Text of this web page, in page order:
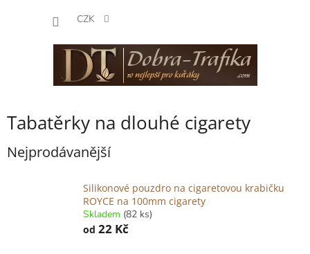
CZK
Tabatěrky na dlouhé cigarety
Nejprodávanější
Silikonové pouzdro na cigaretovou krabičku
ROYCE na 100mm cigarety
Skladem (82 ks)
od 22 Kč